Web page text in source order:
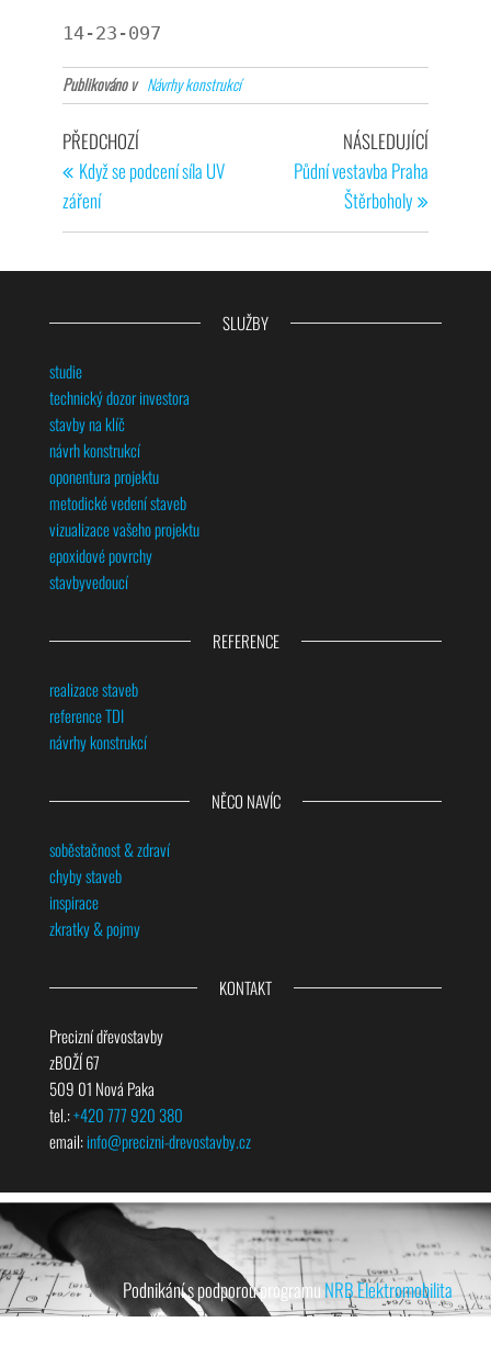
14-23-097
Publikováno v Návrhy konstrukcí
PŘEDCHOZÍ
Když se podcení síla UV
záření
NÁSLEDUJÍCÍ
Půdní vestavba Praha
Štěrboholy
SLUŽBY
studie
technický dozor investora
stavby na klíč
návrh konstrukcí
oponentura projektu
metodické vedení staveb
vizualizace vašeho projektu
epoxidové povrchy
stavbyvedoucí
REFERENCE
realizace staveb
reference TDI
návrhy konstrukcí
NĚCO NAVÍC
soběstačnost & zdraví
chyby staveb
inspirace
zkratky & pojmy
KONTAKT
Precizní dřevostavby
zBOŽÍ 67
509 01 Nová Paka
tel.:+420 777 920 380
email:info@precizni-drevostavby.cz
Podnikání s podporou programu NRB Elektromobilita